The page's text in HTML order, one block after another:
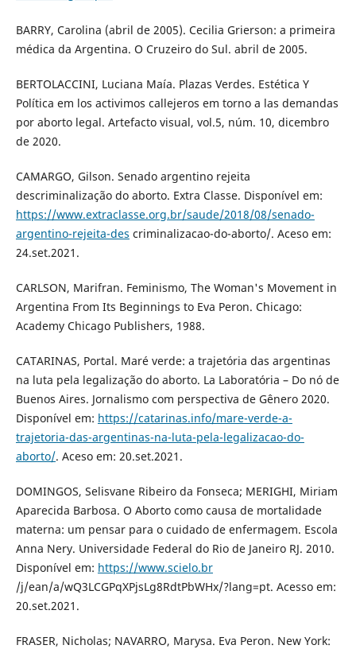
BARRY, Carolina (abril de 2005). Cecilia Grierson: a primeira
médica da Argentina. O Cruzeiro do Sul. abril de 2005.
BERTOLACCINI, Luciana Maía. Plazas Verdes. Estética Y
Política em los activimos callejeros em torno a las demandas
por aborto legal. Artefacto visual, vol.5, núm. 10, dicembro
de 2020.
CAMARGO, Gilson. Senado argentino rejeita
descriminalização do aborto. Extra Classe. Disponível em:
https://www.extraclasse.org.br/saude/2018/08/senado-
argentino-rejeita-des criminalizacao-do-aborto/. Aceso em:
24.set.2021.
CARLSON, Marifran. Feminismo, The Woman's Movement in
Argentina From Its Beginnings to Eva Peron. Chicago:
Academy Chicago Publishers, 1988.
CATARINAS, Portal. Maré verde: a trajetória das argentinas
na luta pela legalização do aborto. La Laboratória – Do nó de
Buenos Aires. Jornalismo com perspectiva de Gênero 2020.
Disponível em: https://catarinas.info/mare-verde-a-
trajetoria-das-argentinas-na-luta-pela-legalizacao-do-
aborto/. Aceso em: 20.set.2021.
DOMINGOS, Selisvane Ribeiro da Fonseca; MERIGHI, Miriam
Aparecida Barbosa. O Aborto como causa de mortalidade
materna: um pensar para o cuidado de enfermagem. Escola
Anna Nery. Universidade Federal do Rio de Janeiro RJ. 2010.
Disponível em: https://www.scielo.br
/j/ean/a/wQ3LCGPqXPjsLg8RdtPbWHx/?lang=pt. Acesso em:
20.set.2021.
FRASER, Nicholas; NAVARRO, Marysa. Eva Peron. New York: